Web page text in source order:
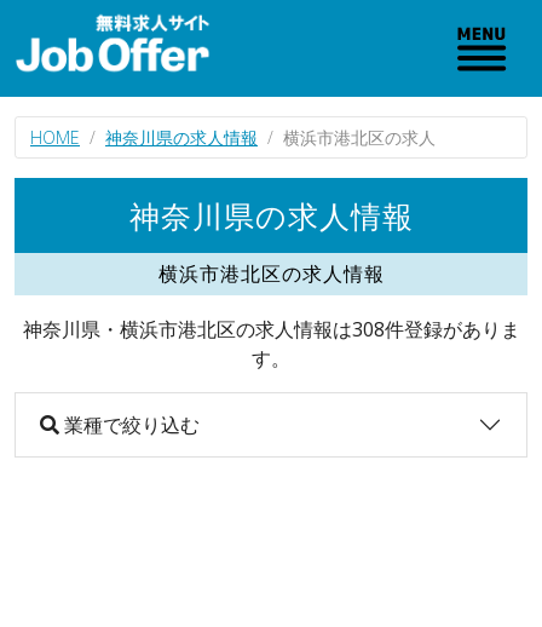
HOME 神奈川県の求人情報 横浜市港北区の求人
神奈川県の求人情報
横浜市港北区の求人情報
神奈川県・横浜市港北区の求人情報は308件登録がありま
す。
業種で絞り込む